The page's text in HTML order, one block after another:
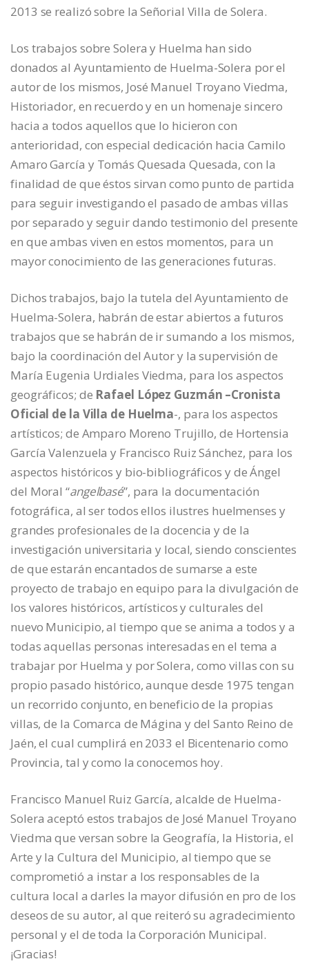
2013 se realizó sobre la Señorial Villa de Solera.
Los trabajos sobre Solera y Huelma han sido
donados al Ayuntamiento de Huelma-Solera por el
autor de los mismos, José Manuel Troyano Viedma,
Historiador, en recuerdo y en un homenaje sincero
hacia a todos aquellos que lo hicieron con
anterioridad, con especial dedicación hacia Camilo
Amaro García y Tomás Quesada Quesada, con la
finalidad de que éstos sirvan como punto de partida
para seguir investigando el pasado de ambas villas
por separado y seguir dando testimonio del presente
en que ambas viven en estos momentos, para un
mayor conocimiento de las generaciones futuras.
Dichos trabajos, bajo la tutela del Ayuntamiento de
Huelma-Solera, habrán de estar abiertos a futuros
trabajos que se habrán de ir sumando a los mismos,
bajo la coordinación del Autor y la supervisión de
María Eugenia Urdiales Viedma, para los aspectos
geográficos; de Rafael López Guzmán –Cronista
Oficial de la Villa de Huelma-, para los aspectos
artísticos; de Amparo Moreno Trujillo, de Hortensia
García Valenzuela y Francisco Ruiz Sánchez, para los
aspectos históricos y bio-bibliográficos y de Ángel
del Moral “angelbasé”, para la documentación
fotográfica, al ser todos ellos ilustres huelmenses y
grandes profesionales de la docencia y de la
investigación universitaria y local, siendo conscientes
de que estarán encantados de sumarse a este
proyecto de trabajo en equipo para la divulgación de
los valores históricos, artísticos y culturales del
nuevo Municipio, al tiempo que se anima a todos y a
todas aquellas personas interesadas en el tema a
trabajar por Huelma y por Solera, como villas con su
propio pasado histórico, aunque desde 1975 tengan
un recorrido conjunto, en beneficio de la propias
villas, de la Comarca de Mágina y del Santo Reino de
Jaén, el cual cumplirá en 2033 el Bicentenario como
Provincia, tal y como la conocemos hoy.
Francisco Manuel Ruiz García, alcalde de Huelma-
Solera aceptó estos trabajos de José Manuel Troyano
Viedma que versan sobre la Geografía, la Historia, el
Arte y la Cultura del Municipio, al tiempo que se
comprometió a instar a los responsables de la
cultura local a darles la mayor difusión en pro de los
deseos de su autor, al que reiteró su agradecimiento
personal y el de toda la Corporación Municipal.
¡Gracias!